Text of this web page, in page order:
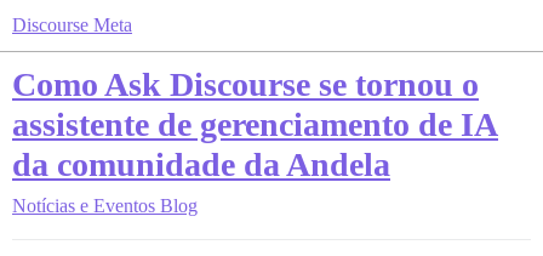
Discourse Meta
Como Ask Discourse se tornou o
assistente de gerenciamento de IA
da comunidade da Andela
Notícias e Eventos Blog